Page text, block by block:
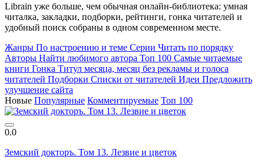
Librain уже больше, чем обычная онлайн-библиотека: умная
читалка, закладки, подборки, рейтинги, гонка читателей и
удобный поиск собраны в одном современном месте.
Жанры По настроению и теме Серии Читать по порядку
Авторы Найти любимого автора Топ 100 Самые читаемые
книги Гонка Титул месяца, месяц без рекламы и голоса
читателей Подборки Списки от читателей Идеи Предложить
улучшение сайта
Новые Популярные Комментируемые Топ 100
0.0
Земский докторъ. Том 13. Лезвие и цветок